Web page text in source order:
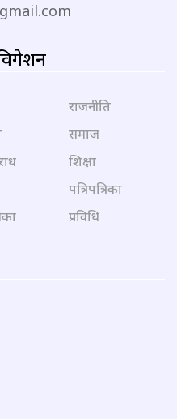
राजनीति
समाज
शिक्षा
पत्रिपत्रिका
प्रविधि